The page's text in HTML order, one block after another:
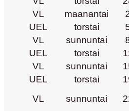
VL
maanantai
UEL
torstai
VL
sunnuntai
UEL
torstai
VL
sunnuntai
UEL
torstai
VL
sunnuntai